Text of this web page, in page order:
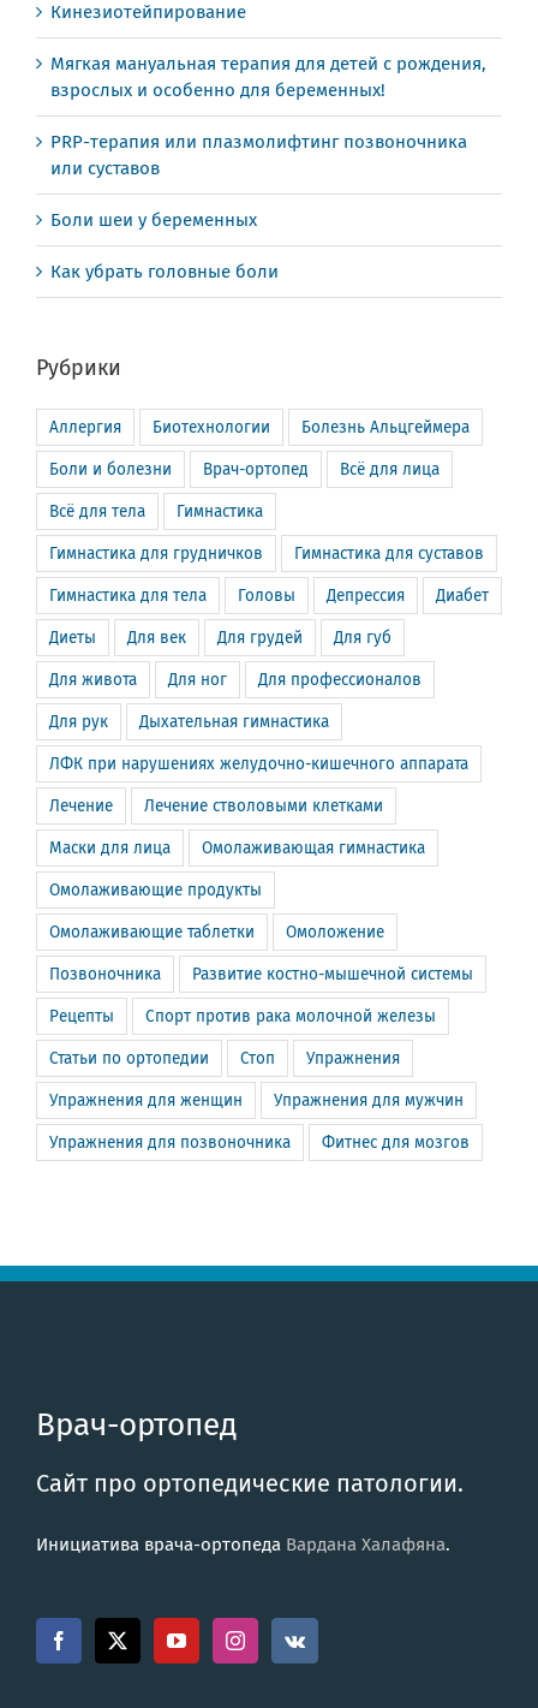
Кинезиотейпирование
Мягкая мануальная терапия для детей с рождения,
взрослых и особенно для беременных!
PRP-терапия или плазмолифтинг позвоночника
или суставов
Боли шеи у беременных
Как убрать головные боли
Рубрики
Аллергия Биотехнологии Болезнь Альцгеймера
Боли и болезни Врач-ортопед Всё для лица
Всё для тела Гимнастика
Гимнастика для грудничков Гимнастика для суставов
Гимнастика для тела Головы Депрессия Диабет
Диеты Для век Для грудей Для губ
Для живота Для ног Для профессионалов
Для рук Дыхательная гимнастика
ЛФК при нарушениях желудочно-кишечного аппарата
Лечение Лечение стволовыми клетками
Маски для лица Омолаживающая гимнастика
Омолаживающие продукты
Омолаживающие таблетки Омоложение
Позвоночника Развитие костно-мышечной системы
Рецепты Спорт против рака молочной железы
Статьи по ортопедии Стоп Упражнения
Упражнения для женщин Упражнения для мужчин
Упражнения для позвоночника Фитнес для мозгов
Врач-ортопед
Сайт про ортопедические патологии.
Инициатива врача-ортопеда Вардана Халафяна.